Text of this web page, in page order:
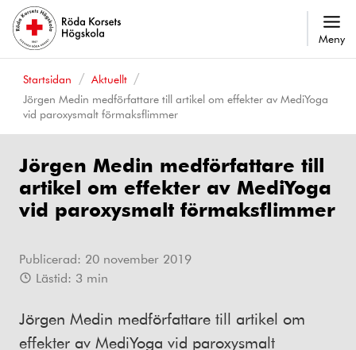
Meny
Startsidan
Aktuellt
Jörgen Medin medförfattare till artikel om effekter av MediYoga
vid paroxysmalt förmaksflimmer
Jörgen Medin medförfattare till
artikel om effekter av MediYoga
vid paroxysmalt förmaksflimmer
Publicerad: 20 november 2019
Lästid: 3 min
Jörgen Medin medförfattare till artikel om
effekter av MediYoga vid paroxysmalt